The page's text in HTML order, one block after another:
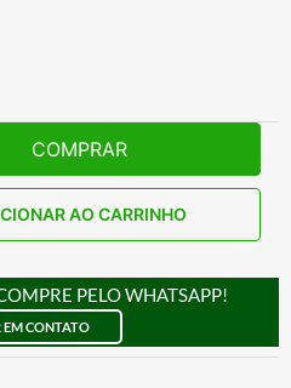
COMPRAR
AO CARRINHO
PELO WHATSAPP!
EM CONTATO